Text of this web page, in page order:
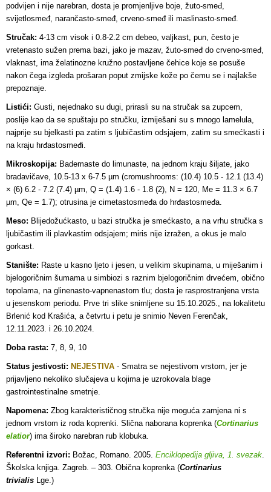
podvijen i nije narebran, dosta je promjenljive boje, žuto-smeđ,
svijetlosmeđ, narančasto-smeđ, crveno-smeđ ili maslinasto-smeđ.
Stručak: 4-13 cm visok i 0.8-2.2 cm debeo, valjkast, pun, često je
vretenasto sužen prema bazi, jako je mazav, žuto-smeđ do crveno-smeđ,
vlaknast, ima želatinozne kružno postavljene čehice koje se posuše
nakon čega izgleda prošaran poput zmijske kože po čemu se i najlakše
prepoznaje.
Listići: Gusti, nejednako su dugi, prirasli su na stručak sa zupcem,
poslije kao da se spuštaju po stručku, izmiješani su s mnogo lamelula,
najprije su bjelkasti pa zatim s ljubičastim odsjajem, zatim su smećkasti i
na kraju hrđastosmeđi.
Mikroskopija: Bademaste do limunaste, na jednom kraju šiljate, jako
bradavičave, 10.5-13 x 6-7.5 µm (cromushrooms: (10.4) 10.5 - 12.1 (13.4)
× (6) 6.2 - 7.2 (7.4) µm, Q = (1.4) 1.6 - 1.8 (2), N = 120, Me = 11.3 × 6.7
µm, Qe = 1.7); otrusina je cimetastosmeđa do hrđastosmeđa.
Meso: Blijedožućkasto, u bazi stručka je smećkasto, a na vrhu stručka s
ljubičastim ili plavkastim odsjajem; miris nije izražen, a okus je malo
gorkast.
Stanište: Raste u kasno ljeto i jesen, u velikim skupinama, u miješanim i
bjelogoričnim šumama u simbiozi s raznim bjelogoričnim drvećem, obično
topolama, na glinenasto-vapnenastom tlu; dosta je rasprostranjena vrsta
u jesenskom periodu. Prve tri slike snimljene su 15.10.2025., na lokalitetu
Brlenić kod Krašića, a četvrtu i petu je snimio Neven Ferenčak,
12.11.2023. i 26.10.2024.
Doba rasta: 7, 8, 9, 10
Status jestivosti: NEJESTIVA - Smatra se nejestivom vrstom, jer je
prijavljeno nekoliko slučajeva u kojima je uzrokovala blage
gastrointestinalne smetnje.
Napomena: Zbog karakterističnog stručka nije moguća zamjena ni s
jednom vrstom iz roda koprenki. Slična naborana koprenka (Cortinarius
elatior) ima široko narebran rub klobuka.
Referentni izvori: Božac, Romano. 2005. Enciklopedija gljiva, 1. svezak.
Školska knjiga. Zagreb. – 303. Obična koprenka (Cortinarius
trivialis Lge.)